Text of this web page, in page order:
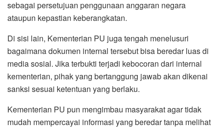
sebagai persetujuan penggunaan anggaran negara
ataupun kepastian keberangkatan.
Di sisi lain, Kementerian PU juga tengah menelusuri
bagaimana dokumen internal tersebut bisa beredar luas di
media sosial. Jika terbukti terjadi kebocoran dari internal
kementerian, pihak yang bertanggung jawab akan dikenai
sanksi sesuai ketentuan yang berlaku.
Kementerian PU pun mengimbau masyarakat agar tidak
mudah mempercayai informasi yang beredar tanpa melihat